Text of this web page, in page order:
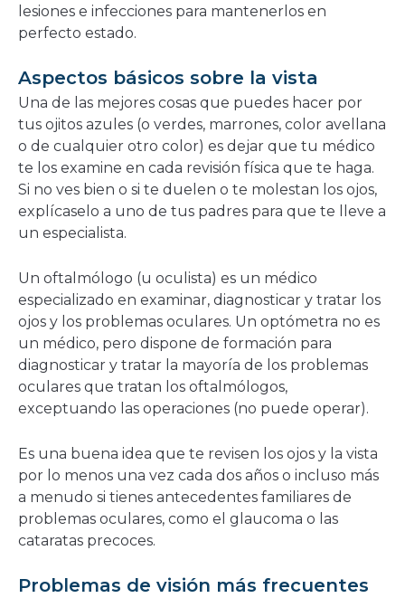
lesiones e infecciones para mantenerlos en
perfecto estado.
Aspectos básicos sobre la vista
Una de las mejores cosas que puedes hacer por
tus ojitos azules (o verdes, marrones, color avellana
o de cualquier otro color) es dejar que tu médico
te los examine en cada revisión física que te haga.
Si no ves bien o si te duelen o te molestan los ojos,
explícaselo a uno de tus padres para que te lleve a
un especialista.
Un oftalmólogo (u oculista) es un médico
especializado en examinar, diagnosticar y tratar los
ojos y los problemas oculares. Un optómetra no es
un médico, pero dispone de formación para
diagnosticar y tratar la mayoría de los problemas
oculares que tratan los oftalmólogos,
exceptuando las operaciones (no puede operar).
Es una buena idea que te revisen los ojos y la vista
por lo menos una vez cada dos años o incluso más
a menudo si tienes antecedentes familiares de
problemas oculares, como el glaucoma o las
cataratas precoces.
Problemas de visión más frecuentes